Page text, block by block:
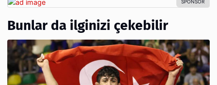
Bunlar da ilginizi çekebilir